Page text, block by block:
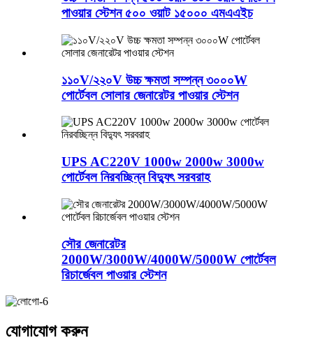
পাওয়ার স্টেশন ৫০০ ওয়াট ১৫০০০ এমএএইচ
১১০V/২২০V উচ্চ ক্ষমতা সম্পন্ন ৩০০০W
পোর্টেবল সোলার জেনারেটর পাওয়ার স্টেশন
UPS AC220V 1000w 2000w 3000w
পোর্টেবল নিরবচ্ছিন্ন বিদ্যুৎ সরবরাহ
সৌর জেনারেটর
2000W/3000W/4000W/5000W পোর্টেবল
রিচার্জেবল পাওয়ার স্টেশন
যোগাযোগ করুন